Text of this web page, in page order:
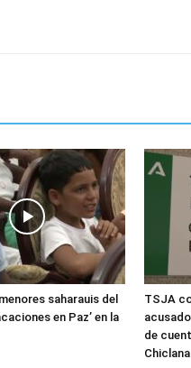
saharauis del
en Paz’ en la
TSJA
de